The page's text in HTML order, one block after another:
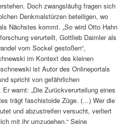
Doch zwangsläufig fragen sich
Denkmalstürzen beteiligen, wo
Nächstes kommt. „So wird Otto Hahn
verurteilt, Gottlieb Daimler als
vom Sockel gestoßen“,
im Kontext des kleinen
ist Autor des Onlineportals
spricht von gefährlichen
warnt: „Die Zurückverurteilung eines
trägt faschistoide Züge. (…) Wer die
und abzustreifen versucht, verliert
mit ihr umzugehen.“ Seine